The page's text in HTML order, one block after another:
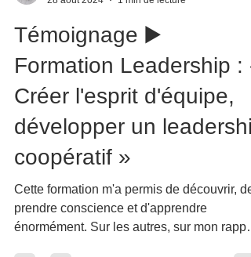
Fabien Genetier
Témoignage ▶️
Formation Leadership : «
Créer l'esprit d'équipe,
développer un
coopératif »
Cette formation m'a permis de découvrir, de
prendre conscience et d'apprendre